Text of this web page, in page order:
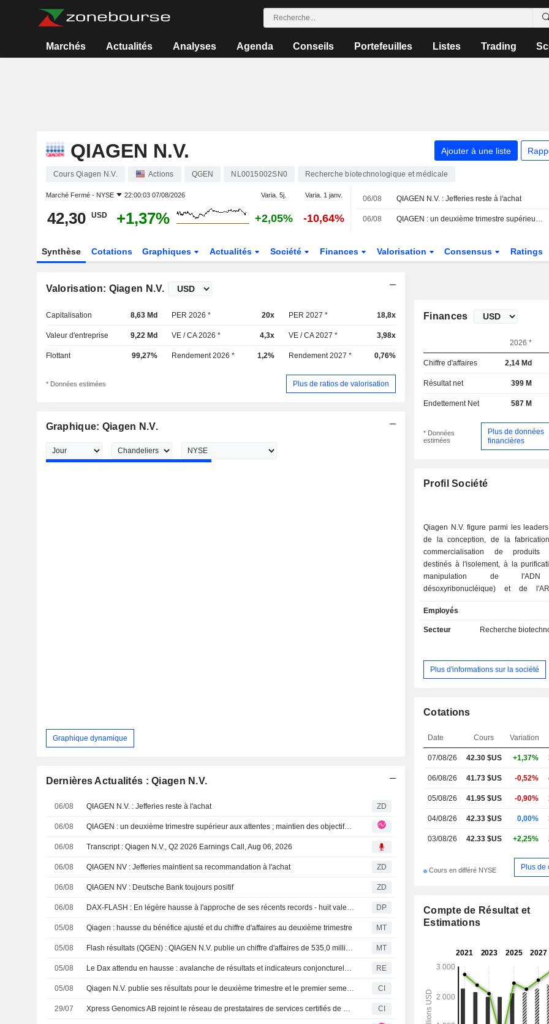
Marchés Actualités Analyses Agenda Conseils Portefeuilles Listes Trading
QIAGEN N.V. Ajouter à une liste
Cours Qiagen N.V. Actions QGEN NL0015002SN0 Recherche biotechnologique et médicale
Marché Fermé - NYSE 22:00:03 07/08/2026 Varia. 5j. Varia. 1 janv.
42,30 USD +1,37% +2,05% -10,64%
06/08 QIAGEN N.V. : Jefferies reste à l'achat
06/08 QIAGEN : un deuxième trimestre supérieur aux attentes ; maintien des objectifs annuels à l'image du secteur
Synthèse Cotations Graphiques Actualités Société Finances Valorisation Consensus Ratings
Valorisation: Qiagen N.V.
Capitalisation 8,63 Md PER 2026 * 20x PER 2027 * 18,8x
Valeur d'entreprise 9,22 Md VE / CA 2026 * 4,3x VE / CA 2027 * 3,98x
Flottant 99,27% Rendement 2026 * 1,2% Rendement 2027 * 0,76%
* Données estimées Plus de ratios de valorisation
Graphique: Qiagen N.V.
Graphique dynamique
Dernières Actualités : Qiagen N.V.
06/08 QIAGEN N.V. : Jefferies reste à l'achat ZD
06/08 QIAGEN : un deuxième trimestre supérieur aux attentes ; maintien des objectifs annuels à l'image du secteur
06/08 Transcript : Qiagen N.V., Q2 2026 Earnings Call, Aug 06, 2026
06/08 QIAGEN NV : Jefferies maintient sa recommandation à l'achat ZD
06/08 QIAGEN NV : Deutsche Bank toujours positif ZD
06/08 DAX-FLASH : En légère hausse à l'approche de ses récents records - huit valeurs du Dax sous surveillance DP
05/08 Qiagen : hausse du bénéfice ajusté et du chiffre d'affaires au deuxième trimestre MT
05/08 Flash résultats (QGEN) : QIAGEN N.V. publie un chiffre d'affaires de 535,0 millions de dollars au deuxième trimestre, contre 527,5 millions de dollars attendus par le consensus FactSet MT
05/08 Le Dax attendu en hausse : avalanche de résultats et indicateurs conjoncturels en ligne de mire RE
05/08 Qiagen N.V. publie ses résultats pour le deuxième trimestre et le premier semestre clos le 30 juin 2026 CI
29/07 Xpress Genomics AB rejoint le réseau de prestataires de services certifiés de Parse Biosciences, Inc. CI
Finances
2026 *
Chiffre d'affaires 2,14 Md
Résultat net 399 M
Endettement Net 587 M
* Données
estimées
Plus de données
financières
Profil Société
Qiagen N.V. figure parmi les
de la conception, de la
commercialisation de produits
destinés à l'isolement, à la
manipulation de l'ADN
désoxyribonucléique) et de
plus de 500 produits consommables
automatisées au travers de
Moyen-Orient-Afrique (34,1%),
(47,8%), Amériques (4,2%) et autres
Employés
Secteur
Recherche
Plus d'informations sur la société
Cotations
Date Cours Variation
07/08/26 42.30 $US +1,37%
06/08/26 41.73 $US -0,52%
05/08/26 41.95 $US -0,90%
04/08/26 42.33 $US 0,00%
03/08/26 42.33 $US +2,25%
Cours en différé NYSE Plus de
Compte de Résultat et
Estimations